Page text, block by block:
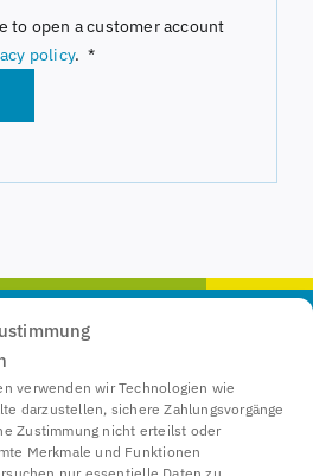
verwenden wir Technologien wie
darzustellen, sichere Zahlungsvorgänge
Zustimmung nicht erteilst oder
Merkmale und Funktionen
nur essentielle Daten zu
to open a customer account
policy. *Erforderlich
Köllner
GmbH